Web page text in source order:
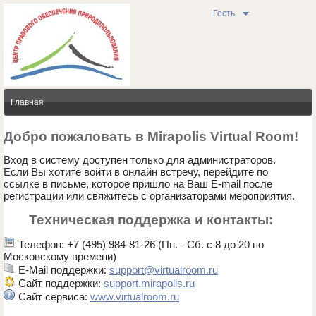
Гость
Главная
Добро пожаловать в Mirapolis Virtual Room!
Вход в систему доступен только для администраторов.
Если Вы хотите войти в онлайн встречу, перейдите по
ссылке в письме, которое пришло на Ваш E-mail после
регистрации или свяжитесь с организаторами мероприятия.
Техническая поддержка и контакты:
Телефон: +7 (495) 984-81-26 (Пн. - Сб. с 8 до 20 по
Московскому времени)
E-Mail поддержки: support@virtualroom.ru
Сайт поддержки: support.mirapolis.ru
Сайт сервиса: www.virtualroom.ru